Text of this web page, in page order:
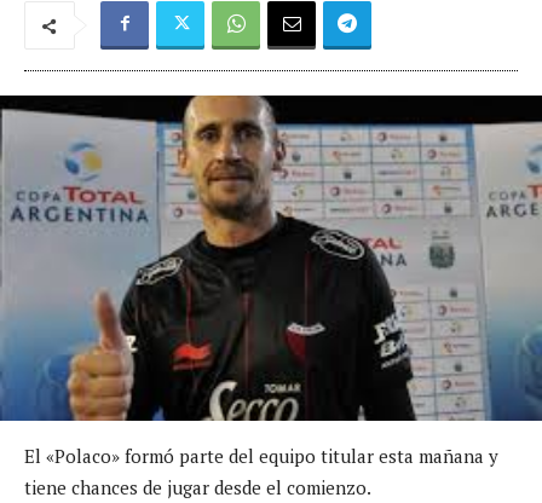
El «Polaco» formó parte del equipo titular esta mañana y
tiene chances de jugar desde el comienzo.